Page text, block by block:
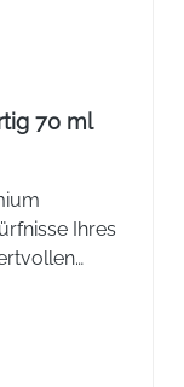
70 ml
Ihres
Ideal für